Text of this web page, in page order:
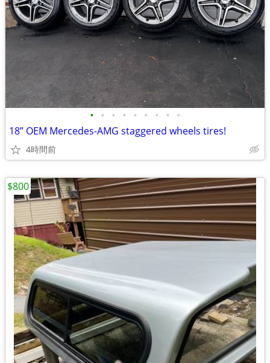
• • • • • • • • •
18” OEM Mercedes-AMG staggered wheels tires!
4時間前
$800